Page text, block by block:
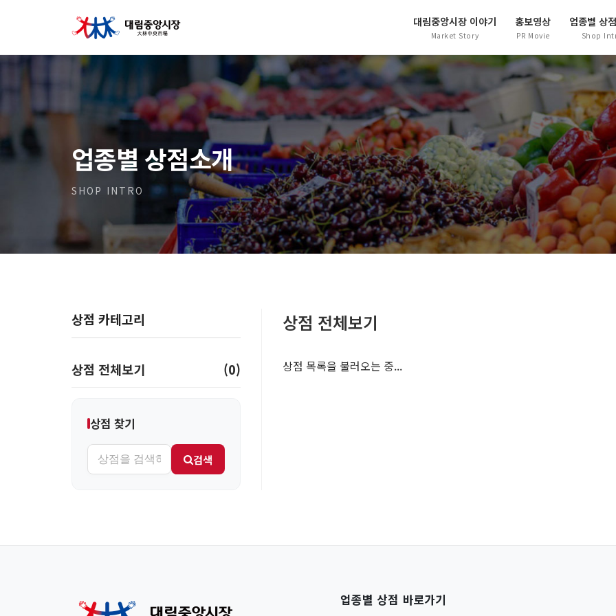
대림중앙시장 이야기
Market Story
홍보영상
PR Movie
업종별 상
Shop
업종별 상점소개
SHOP INTRO
상점 카테고리
상점 전체보기 (0)
상점 찾기
검색
상점 전체보기
상점 목록을 불러오는 중...
업종별 상점 바로가기